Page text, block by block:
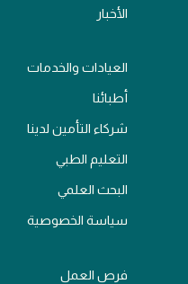
الأخبار
العيادات والخدمات
أطبائنا
شركاء التأمين لدينا
التعليم الطبي
البحث العلمي
سياسة الخصوصية
فرص العمل